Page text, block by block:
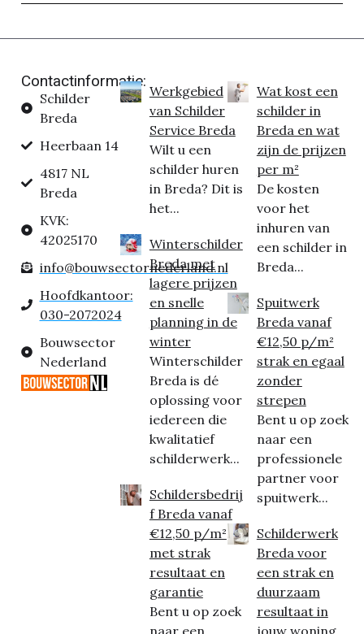
Contactinformatie:
Schilder
Breda
Heerbaan 14
4817 NL
Breda
KVK:
42025170
info@bouwsectornederland.nl
Hoofdkantoor:
030-2072024
Bouwsector
Nederland
Werkgebied
van Schilder
Service Breda
Wilt u een
schilder huren
in Breda? Dit is
het...
Winterschilder
Breda met
lagere prijzen
en snelle
planning in de
winter
Winterschilder
Breda is dé
oplossing voor
iedereen die
kwalitatief
schilderwerk...
Schildersbedrij
f Breda vanaf
€12,50 p/m²
met strak
resultaat en
garantie
Bent u op zoek
naar een
Wat kost een
schilder in
Breda en wat
zijn de prijzen
per m²
De kosten
voor het
inhuren van
een schilder in
Breda...
Spuitwerk
Breda vanaf
€12,50 p/m²
strak en egaal
zonder
strepen
Bent u op zoek
naar een
professionele
partner voor
spuitwerk...
Schilderwerk
Breda voor
een strak en
duurzaam
resultaat in
jouw woning